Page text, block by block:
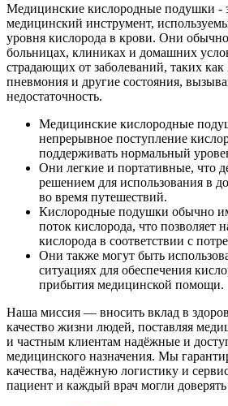
Медицинские кислородные подушки -
медицинский инструмент,
уровня кислорода в крови. Они
больницах, клиниках и домашних
страдающих от заболеваний, таких
пневмония и другие состояния,
недостаточность.
Медицинские кислородные
непрерывное поступление
поддерживать нормальный
Они легкие и портативные, что
решением для использования в
во время путешествий.
Кислородные подушки обычно
поток кислорода, что позволяет
кислорода в соответствии с
Они также могут быть
ситуациях для обеспечения
прибытия медицинской помощи.
Наша миссия — вносить вклад в
качество жизни людей, поставляя
и частным клиентам надёжные и
медицинского назначения. Мы
качества, надёжную логистику и
пациент и каждый врач могли